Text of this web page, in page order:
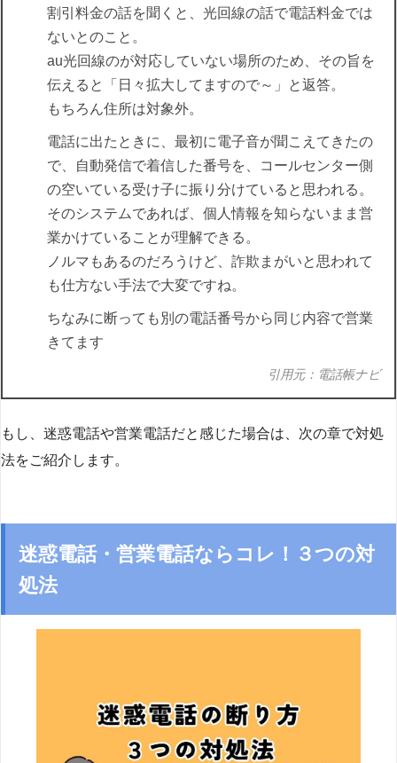
割引料金の話を聞くと、光回線の話で電話料金では
ないとのこと。
au光回線のが対応していない場所のため、その旨を
伝えると「日々拡大してますので～」と返答。
もちろん住所は対象外。
電話に出たときに、最初に電子音が聞こえてきたの
で、自動発信で着信した番号を、コールセンター側
の空いている受け子に振り分けていると思われる。
そのシステムであれば、個人情報を知らないまま営
業かけていることが理解できる。
ノルマもあるのだろうけど、詐欺まがいと思われて
も仕方ない手法で大変ですね。
ちなみに断っても別の電話番号から同じ内容で営業
きてます
引用元：電話帳ナビ
もし、迷惑電話や営業電話だと感じた場合は、次の章で対処
法をご紹介します。
迷惑電話・営業電話ならコレ！３つの対
処法